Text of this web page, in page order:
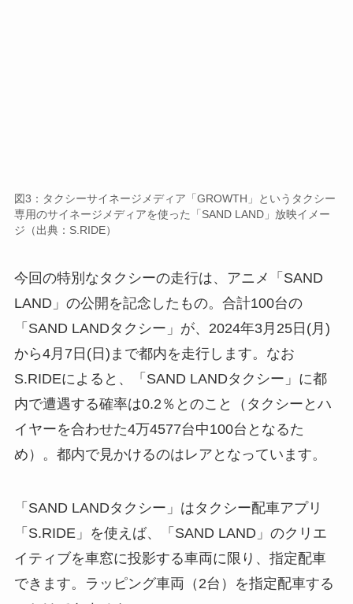
から4月7日(日)まで都内を走行します。なお
S.RIDEによると、「SAND LANDタクシー」に都
イヤーを合わせた4万4577台中100台となるた
め）。都内で見かけるのはレアとなっています。
「SAND LANDタクシー」はタクシー配車アプリ
「S.RIDE」を使えば、「SAND LAND」のクリエ
イティブを車窓に投影する車両に限り、指定配車
できます。ラッピング車両（2台）を指定配車する
ことはできません。
【SAND LANDタクシー概要】
2024年3月25日(月)～4月7日(日)
走行場所： 東京都内23区、武蔵野、三鷹地区
走行台数：
合計100台